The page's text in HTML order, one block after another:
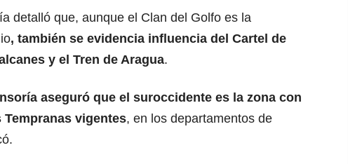
detalló que, aunque el Clan del Golfo es la
, también se evidencia influencia del Cartel de
y el Tren de Aragua.
aseguró que el suroccidente es la zona con
vigentes, en los departamentos de